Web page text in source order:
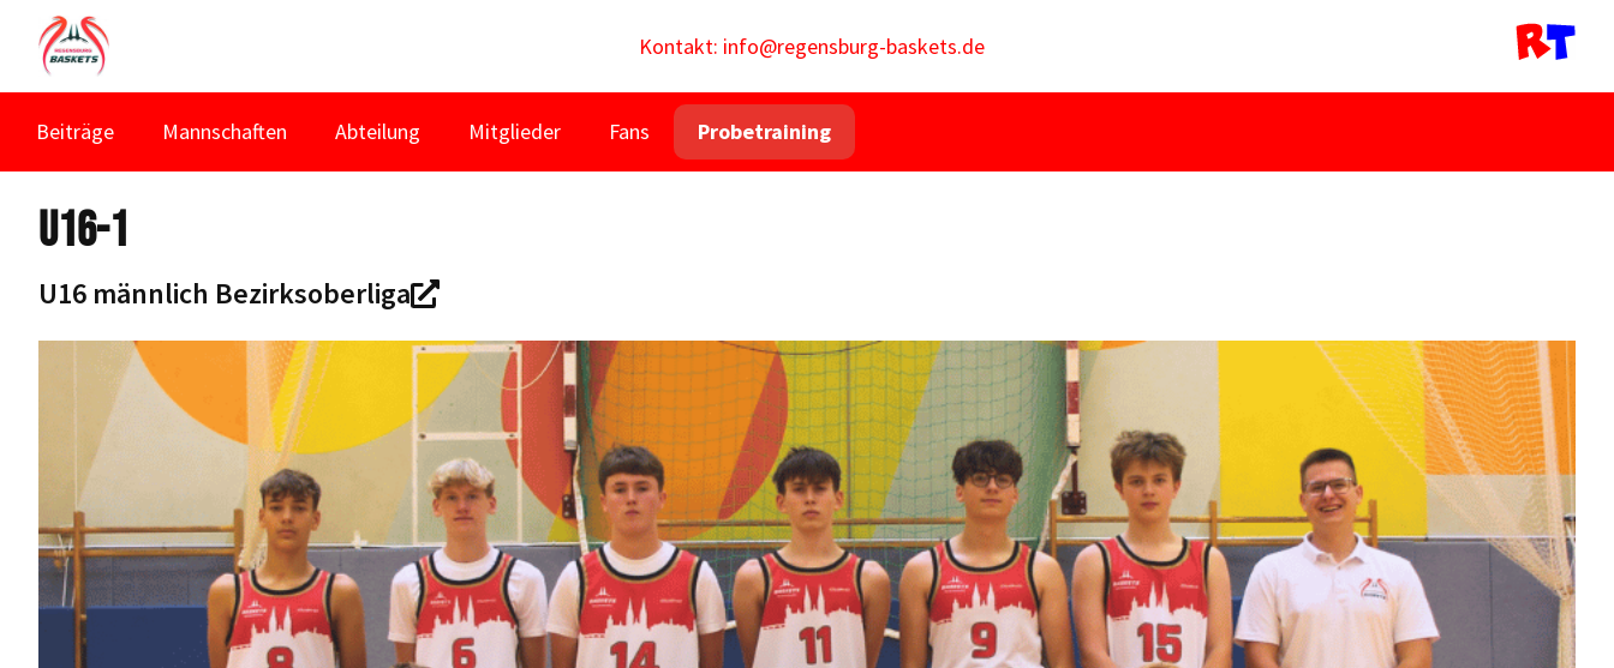
Kontakt: info@regensburg-baskets.de
Beiträge Mannschaften Abteilung Mitglieder Fans Probetraining
U16-1
U16 männlich Bezirksoberliga